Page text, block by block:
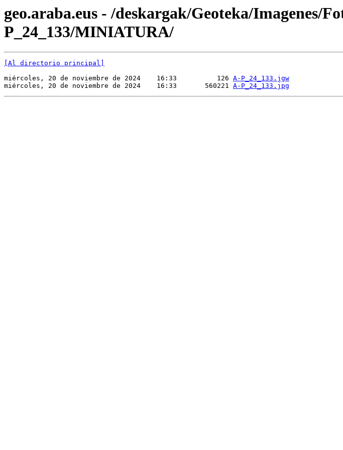
geo.araba.eus - /deskargak/Geoteka/Imagenes/
P_24_133/MINIATURA/
[Al directorio principal]
miércoles, 20 de noviembre de 2024    16:33          126 A-P_24_133.jgw
miércoles, 20 de noviembre de 2024    16:33       560221 A-P_24_133.jpg